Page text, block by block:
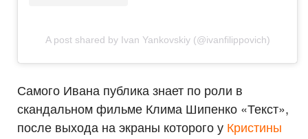
A post shared by Ivan Yankovskiy (@ivanfilippovich)
Самого Ивана публика знает по роли в
скандальном фильме Клима Шипенко «Текст»,
после выхода на экраны которого у Кристины